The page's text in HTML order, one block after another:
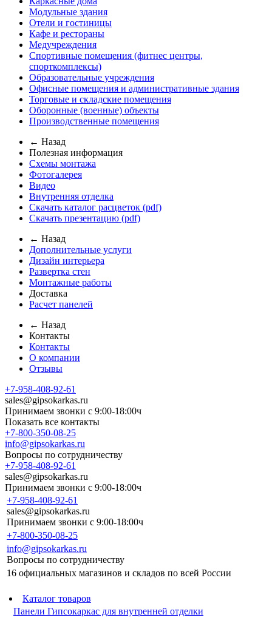
Модульные здания
Отели и гостиницы
Кафе и рестораны
Медучреждения
Спортивные помещения (фитнес центры,
спорткомплексы)
Образовательные учреждения
Офисные помещения и административные здания
Торговые и складские помещения
Оборонные (военные) объекты
Производственные помещения
← Назад
Полезная информация
Схемы монтажа
Фотогалерея
Видео
Внутренняя отделка
Скачать каталог расцветок (pdf)
Скачать презентацию (pdf)
← Назад
Дополнительные услуги
Дизайн интерьера
Развертка стен
Монтажные работы
Доставка
Расчет панелей
← Назад
Контакты
Контакты
О компании
Отзывы
+7-958-408-92-61
sales@gipsokarkas.ru
Принимаем звонки с 9:00-18:00ч
Показать все контакты
+7-800-350-08-25
info@gipsokarkas.ru
Вопросы по сотрудничеству
+7-958-408-92-61
sales@gipsokarkas.ru
Принимаем звонки с 9:00-18:00ч
+7-958-408-92-61
sales@gipsokarkas.ru
Принимаем звонки с 9:00-18:00ч
+7-800-350-08-25
info@gipsokarkas.ru
Вопросы по сотрудничеству
16 официальных магазинов и складов по всей России
Каталог товаров
Панели Гипсокаркас для внутренней отделки